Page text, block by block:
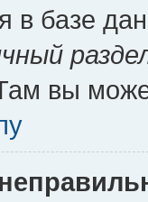
в базе
вы